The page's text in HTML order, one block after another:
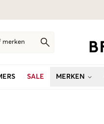
merken
SALE MERKEN